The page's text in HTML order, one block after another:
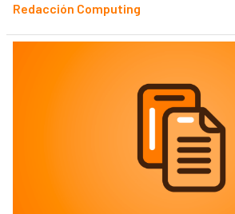
Redacción Computing